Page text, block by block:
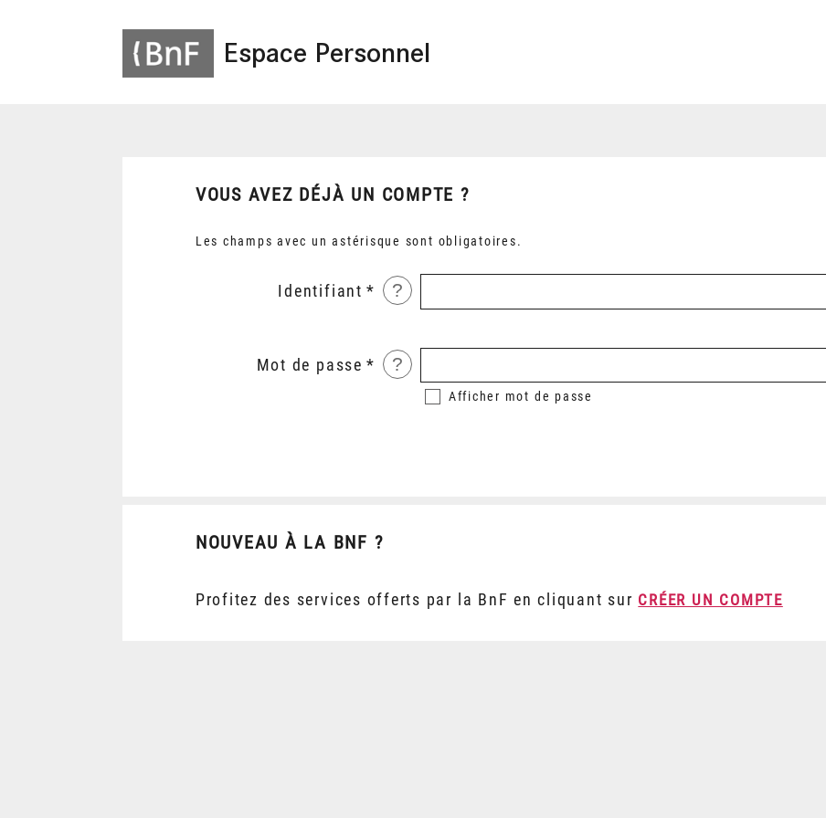
Espace Personnel
VOUS AVEZ DÉJÀ UN COMPTE ?
Les champs avec un astérisque sont obligatoires.
Identifiant ?
Mot de passe ?
Afficher mot de passe
NOUVEAU À LA BNF ?
Profitez des services offerts par la BnF en cliquant sur CRÉER UN COMPTE